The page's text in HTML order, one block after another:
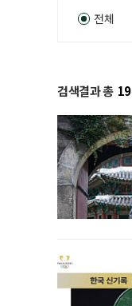
전체
검색결과 총 19